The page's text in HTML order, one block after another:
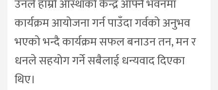
उनले हाम्रो आस्थाको केन्द्र आफ्नै भवनमा
कार्यक्रम आयोजना गर्न पाउँदा गर्वको अनुभव
भएको भन्दै कार्यक्रम सफल बनाउन तन, मन र
धनले सहयोग गर्ने सबैलाई धन्यवाद दिएका
थिए।